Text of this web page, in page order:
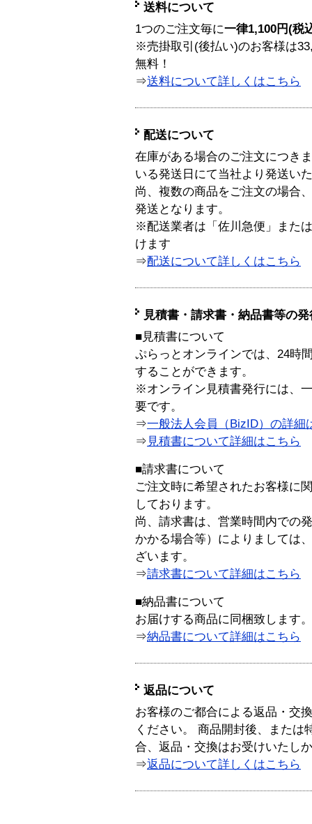
送料について
1つのご注文毎に一律1,100円(税
※売掛取引(後払い)のお客様は
無料！
⇒送料について詳しくはこちら
配送について
在庫がある場合のご注文につき
いる発送日にて当社より発送い
尚、複数の商品をご注文の場合
発送となります。
※配送業者は「佐川急便」また
けます
⇒配送について詳しくはこちら
見積書・請求書・納品書等の
■見積書について
ぷらっとオンラインでは、24時
することができます。
※オンライン見積書発行には、
要です。
⇒一般法人会員（BizID）の詳細
⇒ 見積書について詳細はこちら
■請求書について
ご注文時に希望されたお客様に
しております。
尚、請求書は、営業時間内での
かかる場合等）によりましては
ざいます。
⇒請求書について詳細はこちら
■納品書について
お届けする商品に同梱致します。
⇒納品書について詳細はこちら
返品について
お客様のご都合による返品・交
ください。 商品開封後、または
合、返品・交換はお受けいたし
⇒返品について詳しくはこちら